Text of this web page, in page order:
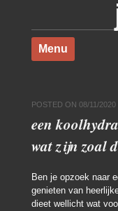
Menu
Skip to content
POSTED ON 08/11/2020
een
wat zijn zoal
Ben je opzoek naar
genieten van
dieet wellicht wat